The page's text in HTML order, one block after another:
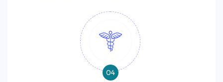
04